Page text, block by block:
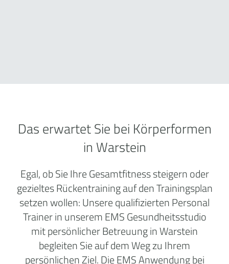
Das erwartet Sie bei Körperformen
in Warstein
Egal, ob Sie Ihre Gesamtfitness steigern oder
gezieltes Rückentraining auf den Trainingsplan
setzen wollen: Unsere qualifizierten Personal
Trainer in unserem EMS Gesundheitsstudio
mit persönlicher Betreuung in Warstein
begleiten Sie auf dem Weg zu Ihrem
persönlichen Ziel. Die EMS Anwendung bei